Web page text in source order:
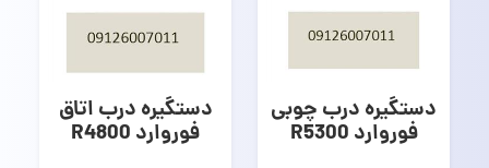
دستگیره درب چوبی
فوروارد R5300
دستگیره درب اتاق
فوروارد R4800